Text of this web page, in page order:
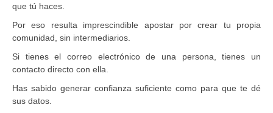
que tú haces.
Por eso resulta imprescindible apostar por crear tu propia
comunidad, sin intermediarios.
Si tienes el correo electrónico de una persona, tienes un
contacto directo con ella.
Has sabido generar confianza suficiente como para que te dé
sus datos.